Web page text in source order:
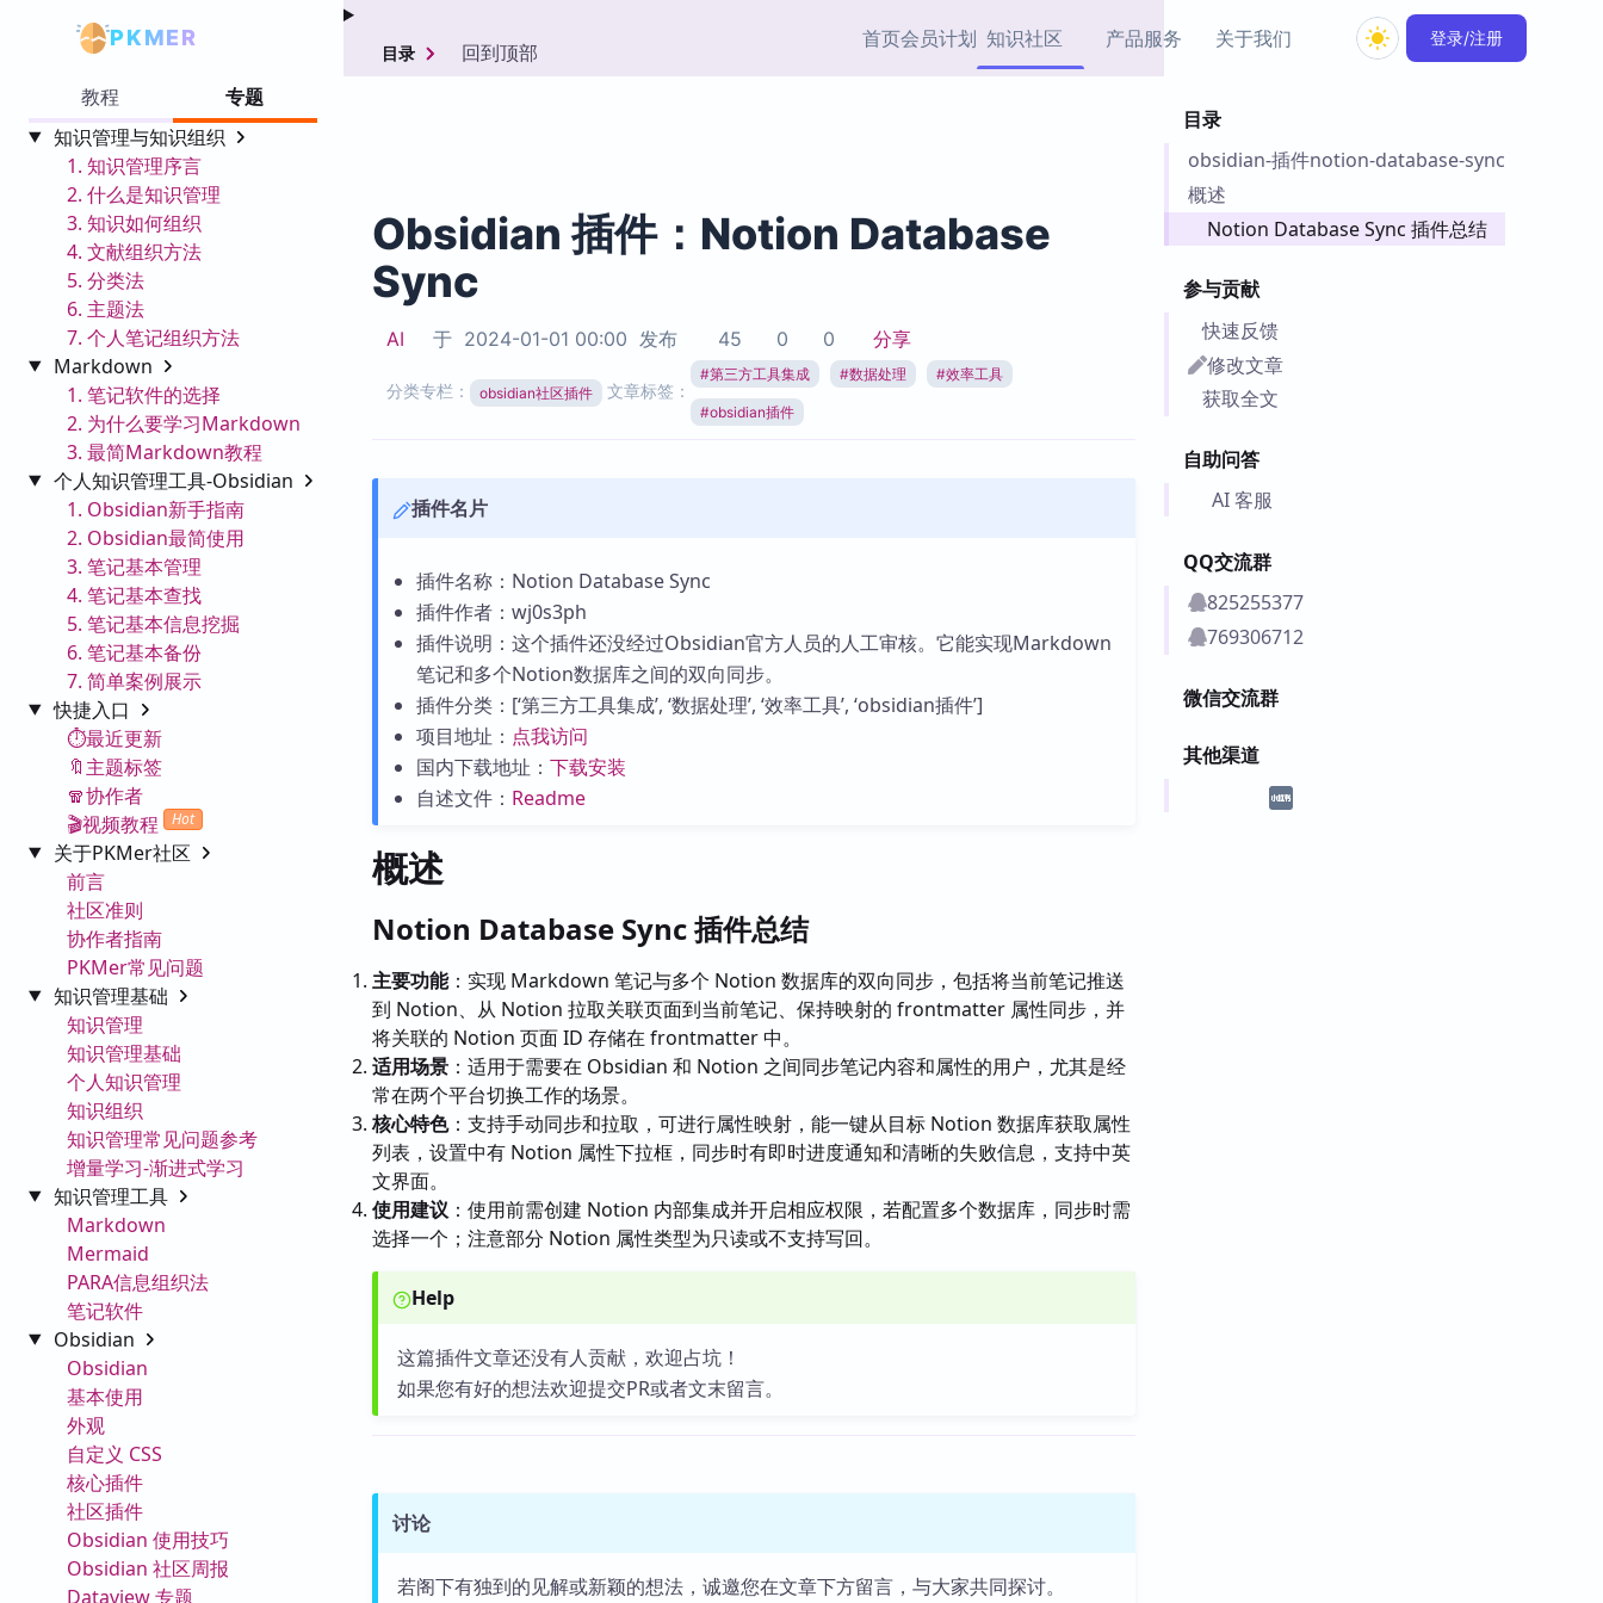
PKMER 首页会员计划 知识社区
协作者
Zotero 专题
Obsidian 专题
产品服务
载
Zotero 插件
Zotero 插件资源与加速
PKMer 出品的闪念笔记
Obsidian 教程
关于我们 登录/注册
教程
专题
知识管理与知识组织
1. 知识管理序言
2. 什么是知识管理
3. 知识如何组织
4. 文献组织方法
5. 分类法
6. 主题法
7. 个人笔记组织方法
Markdown
1. 笔记软件的选择
2. 为什么要学习Markdown
3. 最简Markdown教程
个人知识管理工具-Obsidian
1. Obsidian新手指南
2. Obsidian最简使用
3. 笔记基本管理
4. 笔记基本查找
5. 笔记基本信息挖掘
6. 笔记基本备份
7. 简单案例展示
快捷入口
⏱️最近更新
🔖主题标签
🧣协作者
🎬视频教程
Hot
关于PKMer社区
前言
社区准则
协作者指南
PKMer常见问题
知识管理基础
知识管理
知识管理基础
个人知识管理
知识组织
知识管理常见问题参考
增量学习-渐进式学习
知识管理工具
Markdown
Mermaid
PARA信息组织法
笔记软件
Obsidian
Obsidian
基本使用
外观
自定义 CSS
核心插件
社区插件
Obsidian 使用技巧
Obsidian 社区周报
Dataview 专题
目录
obsidian-插件notion-database-sync
概述
Notion Database Sync 插件总结
参与贡献
快速反馈
修改文章
获取全文
自助问答
AI 客服
QQ交流群
825255377
769306712
微信交流群
其他渠道
目录 回到顶部
Obsidian 插件：Notion Database
Sync
AI 于 2024-01-01 00:00 发布 45 0 0 分享
分类专栏： obsidian社区插件 文章标签：
#第三方工具集成 #数据处理 #效率工具
#obsidian插件
插件名片
插件名称：Notion Database Sync
插件作者：wj0s3ph
插件说明：这个插件还没经过Obsidian官方人员的人工审核。它能实现Markdown
笔记和多个Notion数据库之间的双向同步。
插件分类：[‘第三方工具集成’, ‘数据处理’, ‘效率工具’, ‘obsidian插件’]
项目地址： 点我访问
国内下载地址： 下载安装
自述文件： Readme
概述
Notion Database Sync 插件总结
主要功能：实现 Markdown 笔记与多个 Notion 数据库的双向同步，包括将当前笔记推送
到 Notion、从 Notion 拉取关联页面到当前笔记、保持映射的 frontmatter 属性同步，并
将关联的 Notion 页面 ID 存储在 frontmatter 中。
适用场景 ：适用于需要在 Obsidian 和 Notion 之间同步笔记内容和属性的用户，尤其是经
常在两个平台切换工作的场景。
核心特色：支持手动同步和拉取，可进行属性映射，能一键从目标 Notion 数据库获取属性
列表，设置中有 Notion 属性下拉框，同步时有即时进度通知和清晰的失败信息，支持中英
文界面。
使用建议 ：使用前需创建 Notion 内部集成并开启相应权限，若配置多个数据库，同步时需
选择一个；注意部分 Notion 属性类型为只读或不支持写回。
Help
这篇插件文章还没有人贡献，欢迎占坑！
如果您有好的想法欢迎提交PR或者文末留言。
讨论
若阁下有独到的见解或新颖的想法，诚邀您在文章下方留言，与大家共同探讨。